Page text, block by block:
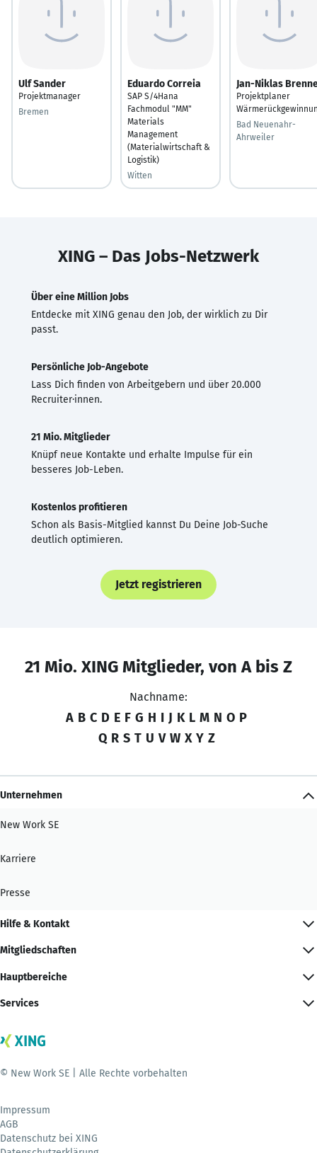
Ulf Sander
Projektmanager
Bremen
Eduardo Correia
SAP S/4Hana
Fachmodul "MM"
Materials
Management
(Materialwirtschaft &
Logistik)
Witten
Jan-Niklas
Projektplaner
Bad Neuenahr-
Ahrweiler
XING – Das Jobs-Netzwerk
Über eine Million Jobs
Entdecke mit XING genau den Job, der wirklich zu Dir
passt.
Persönliche Job-Angebote
Lass Dich finden von Arbeitgebern und über 20.000
Recruiter·innen.
21 Mio. Mitglieder
Knüpf neue Kontakte und erhalte Impulse für ein
besseres Job-Leben.
Kostenlos profitieren
Schon als Basis-Mitglied kannst Du Deine Job-Suche
deutlich optimieren.
Jetzt registrieren
21 Mio. XING Mitglieder, von A bis Z
Nachname:
A B C D E F G H I J K L M N O P
Q R S T U V W X Y Z
Unternehmen
New Work SE
Karriere
Presse
Hilfe & Kontakt
Mitgliedschaften
Hauptbereiche
Services
© New Work SE | Alle Rechte vorbehalten
Impressum
AGB
Datenschutz bei XING